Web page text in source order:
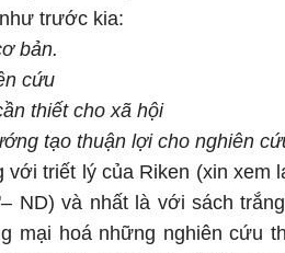
trước kia:
bản.
cứu
thiết cho xã hội
tạo thuận lợi cho nghiên
triết lý của Riken (xin xem
ND) và nhất là với sách
mại hoá những nghiên cứu